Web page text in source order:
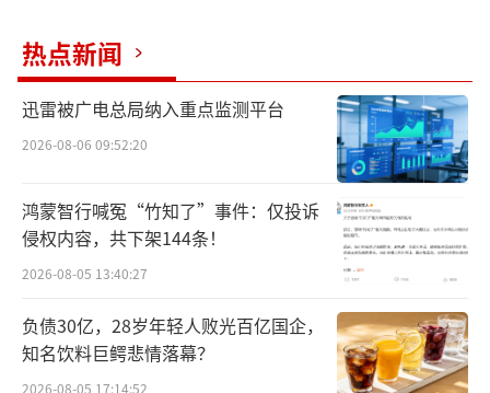
来，多次启动上市辅导且频繁变更辅导机构，
分别为2016年7月公告首发上市辅导备案，辅导
机构为九州证券，2017年10月向证监会报送首
发上市申请文件，2018年4月终止并撤回该次申
2019年1月公告上市辅导备案，辅导机构为
平安证券，2020年3月公告辅导事项变更为精选
层挂牌，2020年6月公告终止辅导；
2020年11月公告科创板上市辅导备案，辅
热点新闻
迅雷被广电总局纳入重点监测平台
2026-08-06 09:52:20
鸿蒙智行喊冤“竹知了”事件：仅投诉
侵权内容，共下架144条！
2026-08-05 13:40:27
负债30亿，28岁年轻人败光百亿国企，
知名饮料巨鳄悲情落幕？
2026-08-05 17:14:52